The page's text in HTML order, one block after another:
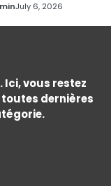
July 6, 2026
vous restez
dernières